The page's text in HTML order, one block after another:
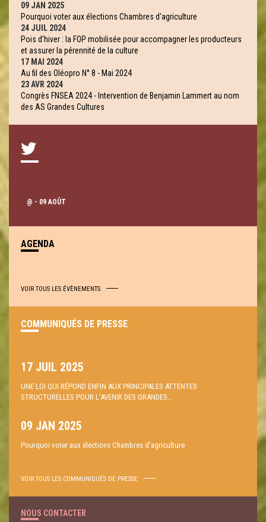
09 JAN 2025
Pourquoi voter aux élections Chambres d'agriculture
24 JUIL 2024
Pois d’hiver : la FOP mobilisée pour accompagner les producteurs
et assurer la pérennité de la culture
17 MAI 2024
Au fil des Oléopro N° 8 - Mai 2024
23 AVR 2024
Congrès FNSEA 2024 - Intervention de Benjamin Lammert au nom
des AS Grandes Cultures
@ - 09 AOÛT
AGENDA
VOIR TOUS LES ÉVÈNEMENTS
COMMUNIQUÉS DE PRESSE
17 JUIL 2025
UNE LOI QUI RÉPOND ENFIN AUX PRINCIPALES ATTENTES
STRUCTURELLES POUR L’AVENIR DES GRANDES…
09 JAN 2025
Pourquoi voter aux élections Chambres d’agriculture
VOIR TOUS LES COMMUNIQUÉS DE PRESSE
NOUS CONTACTER